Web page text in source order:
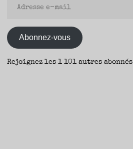
mail
Abonnez-vous
Rejoignez les 1 101 autres abonnés